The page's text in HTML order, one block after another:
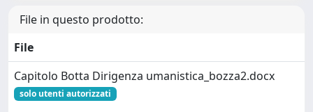
File in questo prodotto:
File
Capitolo Botta Dirigenza umanistica_bozza2.docx
solo utenti autorizzati